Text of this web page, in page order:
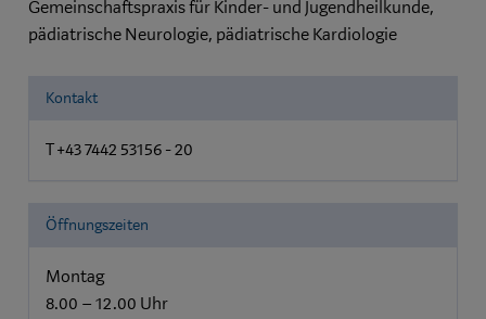
Gemeinschaftspraxis für Kinder- und Jugendheilkunde,
pädiatrische Neurologie, pädiatrische Kardiologie
Kontakt
T +43 7442 53156 - 20
Öffnungszeiten
Montag
8.00 – 12.00 Uhr